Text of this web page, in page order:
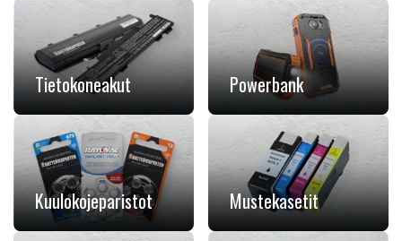
Tietokoneakut Powerbank
Kuulokojeparistot Mustekasetit